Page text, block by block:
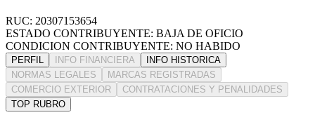
RUC: 20307153654
ESTADO CONTRIBUYENTE: BAJA DE OFICIO
CONDICION CONTRIBUYENTE: NO HABIDO
PERFIL INFO FINANCIERA
INFO HISTORICA
NORMAS LEGALES
MARCAS REGISTRADAS
COMERCIO EXTERIOR
CONTRATACIONES Y PENALIDADES
TOP RUBRO